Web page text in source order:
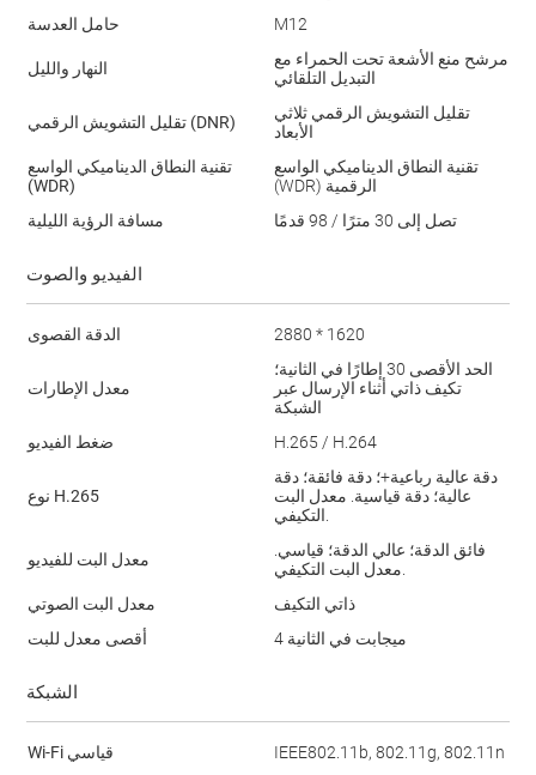
حامل العدسة
M12
النهار والليل
مرشح منع الأشعة تحت الحمراء مع
التبديل التلقائي
تقليل التشويش الرقمي (DNR)
تقليل التشويش الرقمي ثلاثي
الأبعاد
تقنية النطاق الديناميكي الواسع
(WDR)
تقنية النطاق الديناميكي الواسع
(WDR) الرقمية
مسافة الرؤية الليلية
تصل إلى 30 مترًا / 98 قدمًا
الفيديو والصوت
الدقة القصوى 2880 * 1620
معدل الإطارات
الحد الأقصى 30 إطارًا في الثانية؛
تكيف ذاتي أثناء الإرسال عبر
الشبكة
ضغط الفيديو
نوع H.265
دقة عالية رباعية+؛ دقة فائقة؛ دقة
عالية؛ دقة قياسية. معدل البت
معدل البت للفيديو
فائق الدقة؛ عالي الدقة؛ قياسي.
معدل البت الصوتي
ذاتي التكيف
أقصى معدل للبت
4 ميجابت في الثانية
الشبكة
Wi-Fi قياسي ‎IEEE802.11b, 802.11g, 802.11n‎